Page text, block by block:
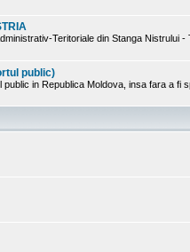
Teritoriale din Stanga Nistrului -
public)
in Republica Moldova, insa fara a fi